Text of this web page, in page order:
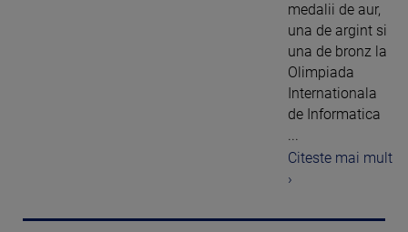
medalii de aur,
una de argint si
una de bronz la
Olimpiada
Internationala
de Informatica
...
Citeste mai mult
›